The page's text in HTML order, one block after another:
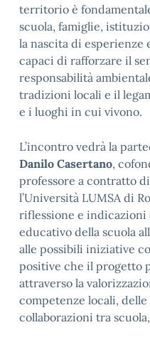
territorio è
scuola, famiglie,
la nascita di
capaci di rafforzare il
responsabilità
tradizioni locali e il
e i luoghi in cui vivono.
L’incontro vedrà la
Danilo Casertano,
professore a contratto
l’Università LUMSA di
riflessione e indicazioni
educativo della scuola
alle possibili iniziative
positive che il progetto
attraverso la
competenze locali,
collaborazioni tra